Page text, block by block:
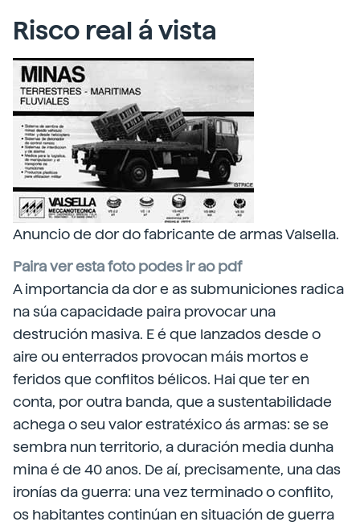
Risco real á vista
Anuncio de dor do fabricante de armas Valsella.
Paira ver esta foto podes ir ao pdf
A importancia da dor e as submuniciones radica
na súa capacidade paira provocar una
destrución masiva. E é que lanzados desde o
aire ou enterrados provocan máis mortos e
feridos que conflitos bélicos. Hai que ter en
conta, por outra banda, que a sustentabilidade
achega o seu valor estratéxico ás armas: se se
sembra nun territorio, a duración media dunha
mina é de 40 anos. De aí, precisamente, una das
ironías da guerra: una vez terminado o conflito,
os habitantes continúan en situación de guerra